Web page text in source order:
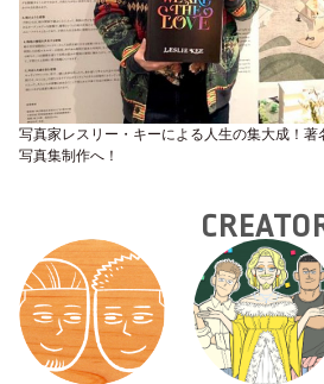
写真家レスリー・キーによる人生の集大成！著
写真集制作へ！